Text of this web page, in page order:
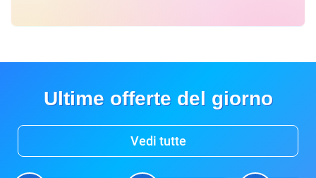
Ultime offerte del giorno
Vedi tutte